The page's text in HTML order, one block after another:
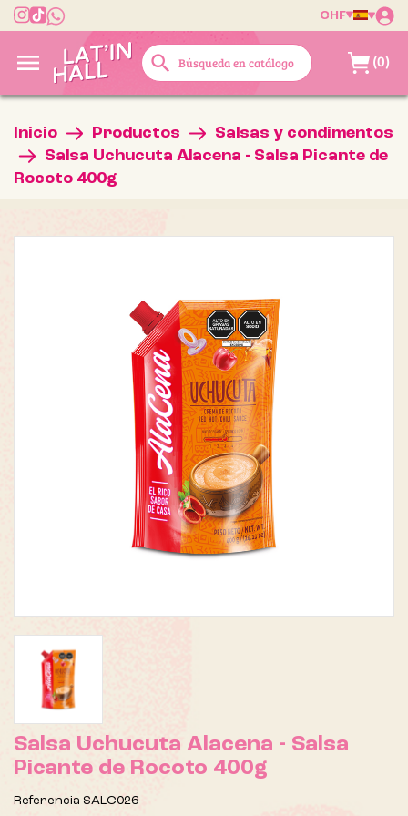
CHF
 search (0)
Inicio Productos
Salsas y condimentos
Salsa Uchucuta Alacena - Salsa Picante de
Rocoto 400g
Salsa Uchucuta Alacena - Salsa
Picante de Rocoto 400g
Referencia SALC026